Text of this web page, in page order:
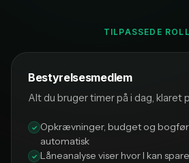
TILPASSEDE
Bestyrelsesmedlem
Alt du bruger timer på i dag, klaret
Opkrævninger, budget og
automatisk
Låneanalyse viser hvor I kan